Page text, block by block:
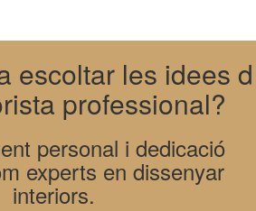
escoltar les idees d
professional?
personal i dedicació
experts en dissenyar
interiors.